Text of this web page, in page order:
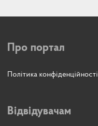
Про портал
Політика конфіденційності
Відвідувачам